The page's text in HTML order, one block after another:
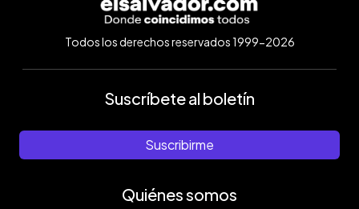
Todos los derechos reservados 1999-2026
Suscríbete al boletín
Suscribirme
Quiénes somos